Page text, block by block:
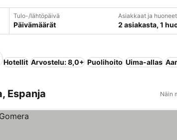
Tulo-/lähtöpäivä
Päivämäärät
Asiakkaat ja huoneet
2 asiakasta, 1
Hotellit Arvostelu: 8,0+ Puolihoito Uima-allas
Espanja Näin